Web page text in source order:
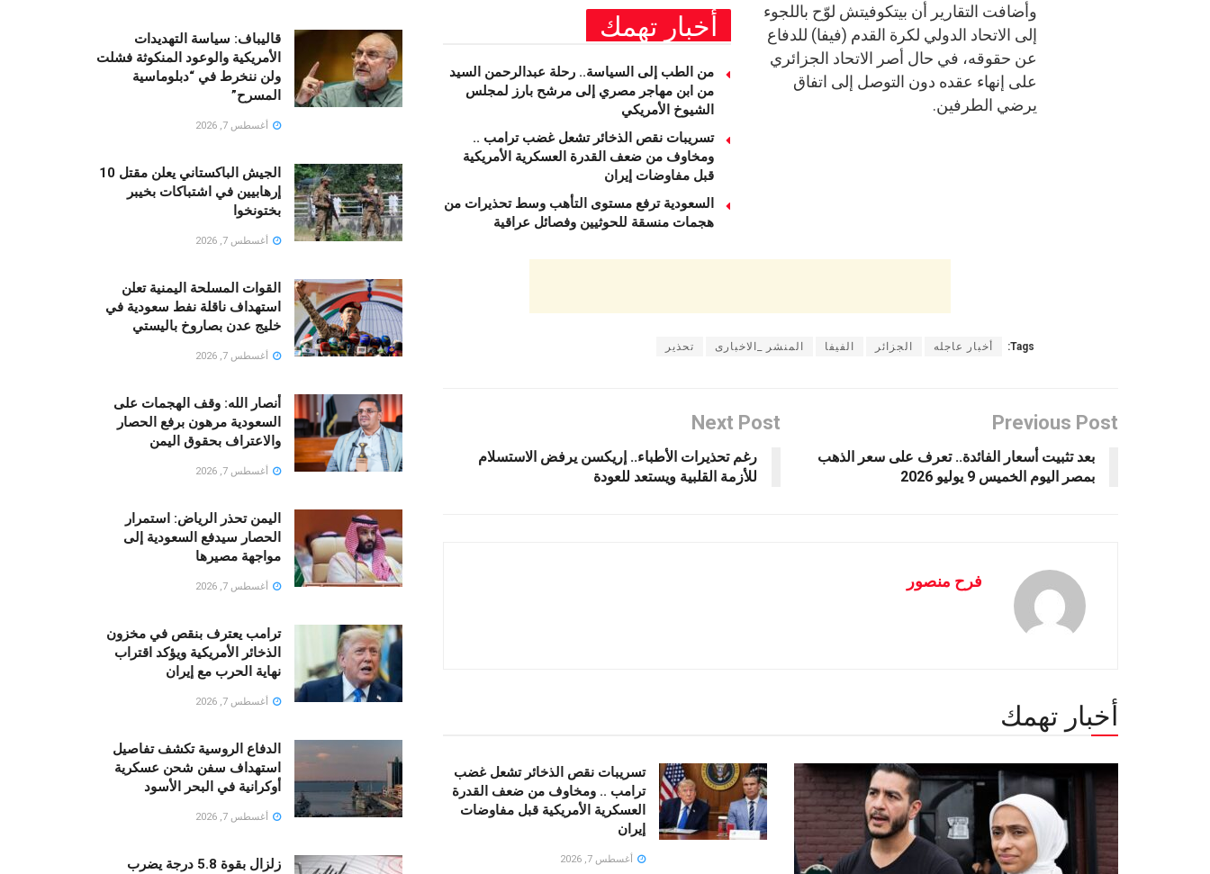
أخبار تهمك
من الطب إلى السياسة.. رحلة عبدالرحمن السيد
من ابن مهاجر مصري إلى مرشح بارز لمجلس
الشيوخ الأمريكي
تسريبات نقص الذخائر تشعل غضب ترامب ..
ومخاوف من ضعف القدرة العسكرية الأمريكية
قبل مفاوضات إيران
السعودية ترفع مستوى التأهب وسط تحذيرات من
هجمات منسقة للحوثيين وفصائل عراقية
وأضافت التقارير أن بيتكوفيتش لوّح باللجوء
إلى الاتحاد الدولي لكرة القدم (فيفا) للدفاع
عن حقوقه، في حال أصر الاتحاد الجزائري
على إنهاء عقده دون التوصل إلى اتفاق
يرضي الطرفين.
Tags: أخبار عاجله الجزائر الفيفا المنشر _الاخبارى تحذير
Previous Post
بعد تثبيت أسعار الفائدة.. تعرف على سعر الذهب
بمصر اليوم الخميس 9 يوليو 2026
Next Post
رغم تحذيرات الأطباء.. إريكسن يرفض الاستسلام
للأزمة القلبية ويستعد للعودة
فرح منصور
أخبار تهمك
تسريبات نقص الذخائر تشعل غضب
ترامب .. ومخاوف من ضعف القدرة
العسكرية الأمريكية قبل مفاوضات
إيران
أغسطس 7, 2026
قالیباف: سياسة التهديدات
الأمريكية والوعود المنكوثة فشلت
ولن ننخرط في “دبلوماسية
المسرح”
أغسطس 7, 2026
الجيش الباكستاني يعلن مقتل 10
إرهابيين في اشتباكات بخيبر
بختونخوا
أغسطس 7, 2026
القوات المسلحة اليمنية تعلن
استهداف ناقلة نفط سعودية في
خليج عدن بصاروخ باليستي
أغسطس 7, 2026
أنصار الله: وقف الهجمات على
السعودية مرهون برفع الحصار
والاعتراف بحقوق اليمن
أغسطس 7, 2026
اليمن تحذر الرياض: استمرار
الحصار سيدفع السعودية إلى
مواجهة مصيرها
أغسطس 7, 2026
ترامب يعترف بنقص في مخزون
الذخائر الأمريكية ويؤكد اقتراب
نهاية الحرب مع إيران
أغسطس 7, 2026
الدفاع الروسية تكشف تفاصيل
استهداف سفن شحن عسكرية
أوكرانية في البحر الأسود
أغسطس 7, 2026
زلزال بقوة 5.8 درجة يضرب